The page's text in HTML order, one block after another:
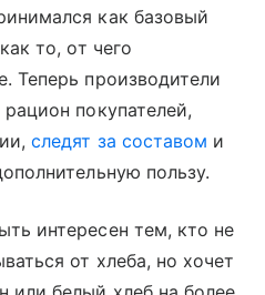
как базовый
то, от чего
Теперь производители
покупателей,
следят за составом и
пользу.
интересен тем, кто не
от хлеба, но хочет